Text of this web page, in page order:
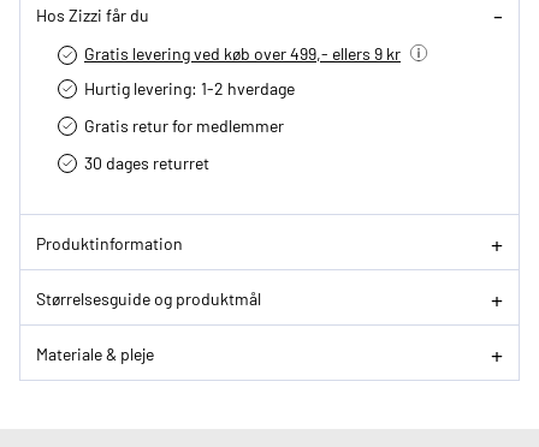
Hos Zizzi får du
Gratis levering ved køb over 499,- ellers 9 kr
Hurtig levering­: 1-2 hverdage
Gratis retur for medlemmer
30 dages returret
Produktinformation
Størrelsesguide og produktmål
Materiale & pleje